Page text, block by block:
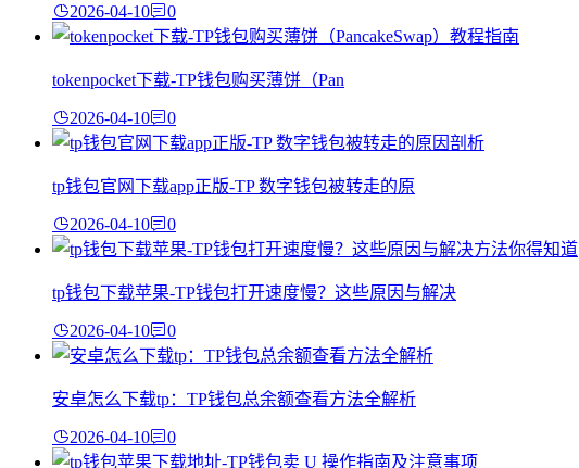
2026-04-10 0
tokenpocket下载-TP钱包购买薄饼（Pan
2026-04-10 0
tp钱包官网下载app正版-TP 数字钱包被转走的原
2026-04-10 0
tp钱包下载苹果-TP钱包打开速度慢？这些原因与解决
2026-04-10 0
安卓怎么下载tp：TP钱包总余额查看方法全解析
2026-04-10 0